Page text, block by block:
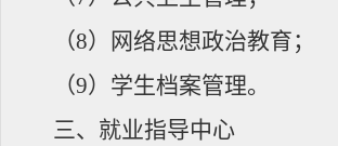
（8）网络思想政治教育；
（9）学生档案管理。
三、就业指导中心